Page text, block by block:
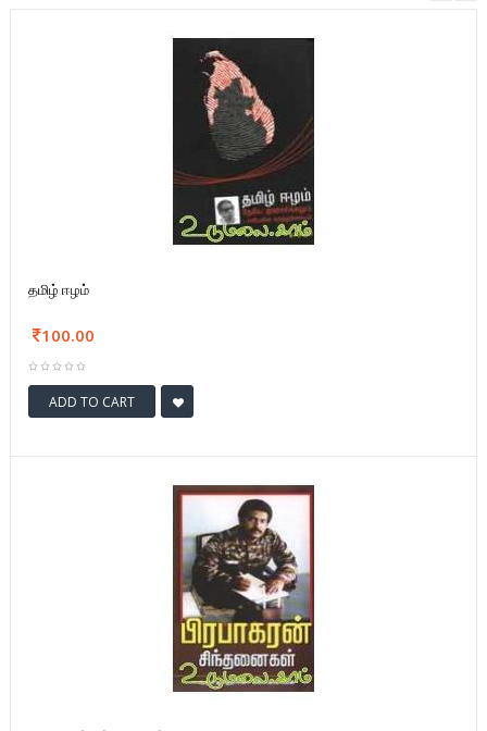
தமிழ் ஈழம்
100.00
ADD TO CART